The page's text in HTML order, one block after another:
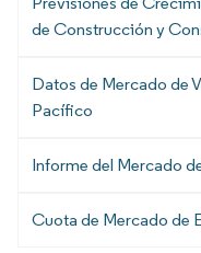
de Construcción y
Datos de Mercado de
Pacífico
Informe del Mercado
Cuota de Mercado de